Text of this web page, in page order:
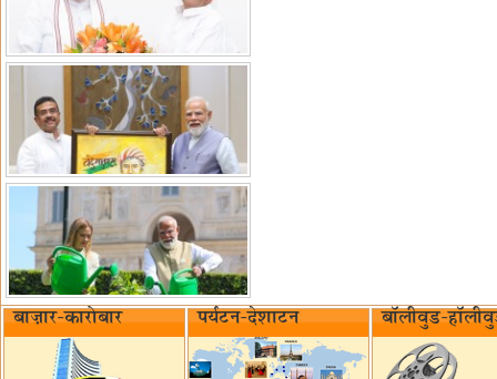
बाज़ार-कारोबार पर्यटन-देशाटन बॉलीवुड-